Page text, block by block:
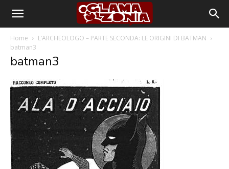
Home
L’ARCHEOLOGO – PARTE SECONDA: LE ORIGINI DI BATMAN
batman3
batman3